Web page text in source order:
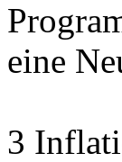
eine
3